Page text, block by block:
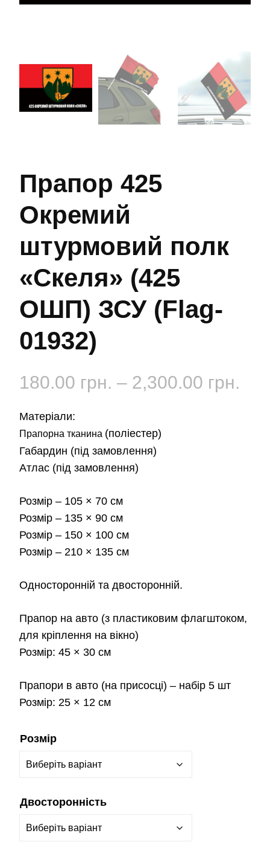
Прапор 425
Окремий
штурмовий полк
«Скеля» (425
ОШП) ЗСУ (Flag-
01932)
180.00 грн. – 2,300.00 грн.
Матеріали:
Прапорна тканина (поліестер)
Габардин (під замовлення)
Атлас (під замовлення)
Розмір – 105 × 70 см
Розмір – 135 × 90 см
Розмір – 150 × 100 см
Розмір – 210 × 135 см
Односторонній та двосторонній.
Прапор на авто (з пластиковим флагштоком,
для кріплення на вікно)
Розмір: 45 × 30 см
Прапори в авто (на присосці) – набір 5 шт
Розмір: 25 × 12 см
Розмір
Двосторонність